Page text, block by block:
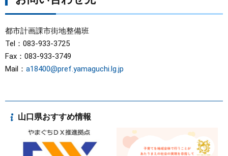
都市計画課市街地整備班
Tel：083-933-3725
Fax：083-933-3749
Mail： a18400@pref.yamaguchi.lg.jp
山口県おすすめ情報